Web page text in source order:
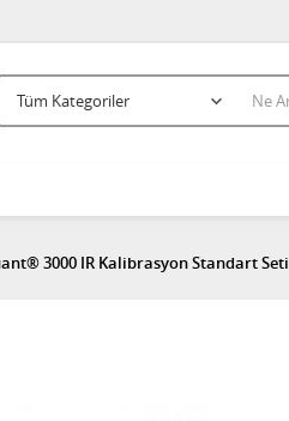
3000 IR Kalibrasyon Standart Seti